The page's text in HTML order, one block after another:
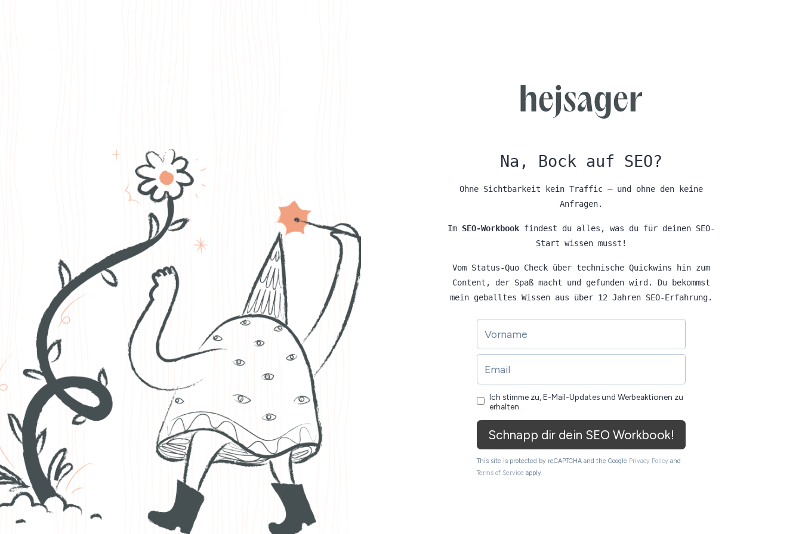
Na, Bock auf SEO?
Ohne Sichtbarkeit kein Traffic – und ohne den keine
Anfragen.
Im SEO-Workbook findest du alles, was du für deinen SEO-
Start wissen musst!
Vom Status-Quo Check über technische Quickwins hin zum
Content, der Spaß macht und gefunden wird. Du bekommst
mein geballtes Wissen aus über 12 Jahren SEO-Erfahrung.
Ich stimme zu, E-Mail-Updates und Werbeaktionen zu
erhalten.
Schnapp dir dein SEO Workbook!
This site is protected by reCAPTCHA and the Google Privacy Policy and
Terms of Service apply.